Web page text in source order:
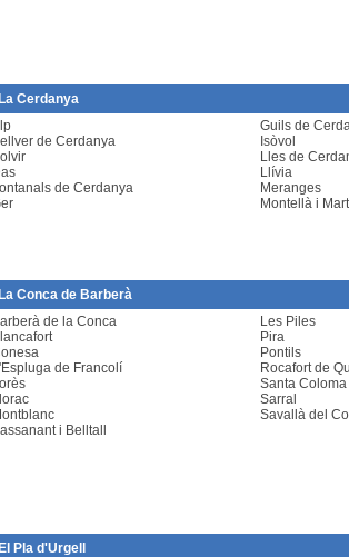
La Cerdanya
de Cerdanya
de Cerdanya
Guils de
Isòvol
Lles de
Llívia
Meranges
Montellà i
La Conca de Barberà
de la Conca
de Francolí
i Belltall
Les Piles
Pira
Pontils
Rocafort de
Santa
Sarral
Savallà del
El Pla d'Urgell